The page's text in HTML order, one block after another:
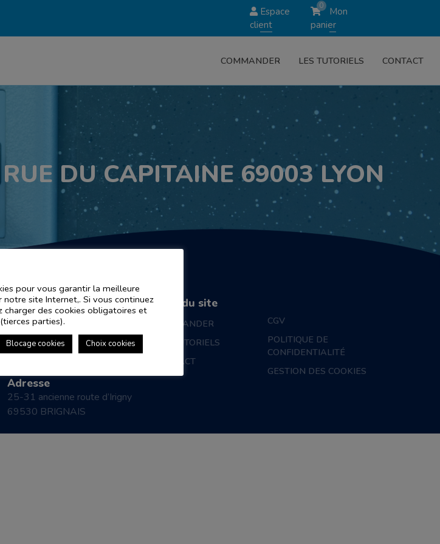
Espace
client
0
Mon
panier
COMMANDER LES TUTORIELS CONTACT
DU CAPITAINE 69003 LYON
Adresse e-mail
controle.coicaud@ascenseurnsa.fr
Numéro de téléphone
04 78 83 87 20
Adresse
25-31 ancienne route d’Irigny
69530 BRIGNAIS
Plan du site
COMMANDER
LES TUTORIELS
CONTACT
CGV
POLITIQUE DE
CONFIDENTIALITÉ
GESTION DES COOKIES
pour vous garantir la meilleure
notre site Internet,. Si vous continuez
charger des cookies obligatoires et
parties).
Blocage cookies Choix cookies